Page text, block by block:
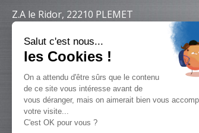
Z.A le Ridor, 22210 PLEMET